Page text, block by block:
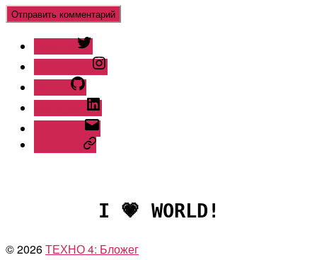
I 💗 WORLD!
© 2026ТЕХНО 4: Бложег